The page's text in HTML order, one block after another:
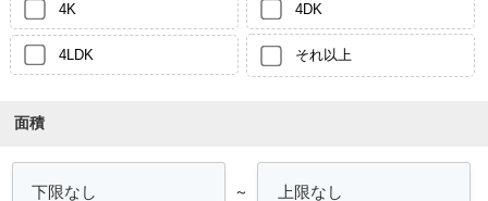
4K 4DK
4LDK それ以上
面積
～